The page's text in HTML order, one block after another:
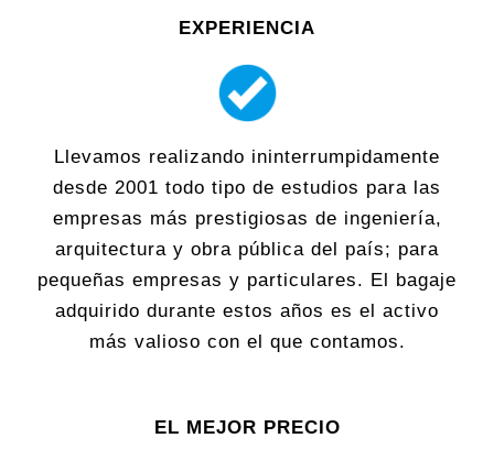
EXPERIENCIA
Llevamos realizando ininterrumpidamente
desde 2001 todo tipo de estudios para las
empresas más prestigiosas de ingeniería,
arquitectura y obra pública del país; para
pequeñas empresas y particulares. El bagaje
adquirido durante estos años es el activo
más valioso con el que contamos.
EL MEJOR PRECIO